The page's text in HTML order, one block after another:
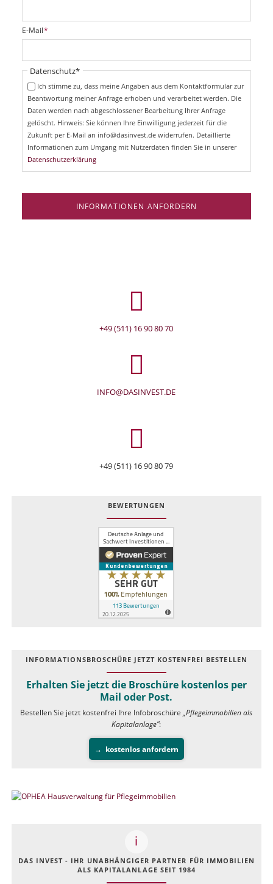
i
c
t
f
P
f
i
E-Mail*
Pflichtfeld
Datenschutz*
Ich stimme zu, dass meine Angaben aus dem Kontaktformular zur
Beantwortung meiner Anfrage erhoben und verarbeitet werden. Die
Daten werden nach abgeschlossener Bearbeitung Ihrer Anfrage
gelöscht. Hinweis: Sie können Ihre Einwilligung jederzeit für die
Zukunft per E-Mail an info@dasinvest.de widerrufen. Detaillierte
Informationen zum Umgang mit Nutzerdaten finden Sie in unserer
Datenschutzerklärung
INFORMATIONEN ANFORDERN
+49 (511) 16 90 80 70
INFO@DASINVEST.DE
+49 (511) 16 90 80 79
BEWERTUNGEN
INFOR­MATIONS­BROSCHÜRE JETZT KOSTEN­FREI BESTELLEN
Erhalten Sie jetzt die Broschüre kostenlos per
Mail oder Post.
Bestellen Sie jetzt kostenfrei Ihre Infobroschüre„Pflegeimmobilien als
Kapitalanlage”:
kostenlos anfordern
DAS INVEST - IHR UNABHÄNGIGER PARTNER FÜR IMMOBILIEN
ALS KAPITALANLAGE SEIT 1984